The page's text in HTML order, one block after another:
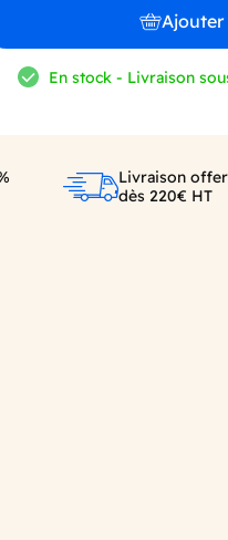
Ajouter
En stock - Livraison
Livraison
dès 220€ HT